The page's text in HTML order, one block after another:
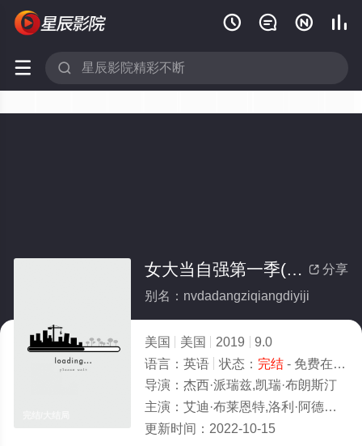
   
 
 分享
女大当自强第一季(全集)
别名：nvdadangziqiangdiyiji
美国 美国 2019
9.0
语言： 英语 状态： 完结- 免费在线观看
导演： 杰西·派瑞兹,凯瑞·布朗斯汀
主演： 艾迪·布莱恩特,洛利·阿德福普,达娜·米利肯,约翰·卡梅隆·米切尔,朱丽亚·斯维尼,莱斯利·
更新时间： 2022-10-15